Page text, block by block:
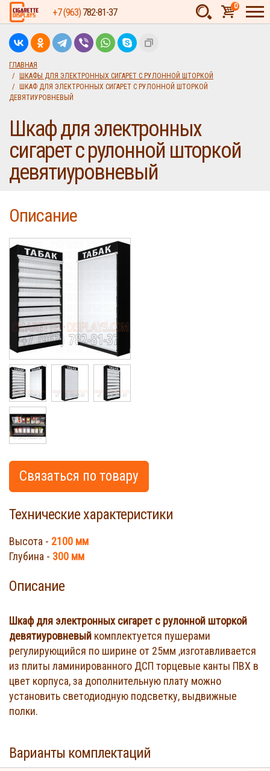
Cigarette
+7 (963)782-81-37 0
ГЛАВНАЯ
ШКАФЫ ДЛЯ ЭЛЕКТРОННЫХ СИГАРЕТ С РУЛОННОЙ ШТОРКОЙ
ШКАФ ДЛЯ ЭЛЕКТРОННЫХ СИГАРЕТ С РУЛОННОЙ ШТОРКОЙ
ДЕВЯТИУРОВНЕВЫЙ
Шкаф для электронных
сигарет с рулонной шторкой
девятиуровневый
Описание
Связаться по товару
Технические характеристики
Высота - 2100 мм
Глубина - 300 мм
Описание
Шкаф для электронных сигарет с рулонной шторкой
девятиуровневый комплектуется пушерами
регулирующийся по ширине от 25мм ,изготавливается
из плиты ламинированного ДСП торцевые канты ПВХ в
цвет корпуса, за дополнительную плату можно
установить светодиодную подсветку, выдвижные
полки.
Варианты комплектаций